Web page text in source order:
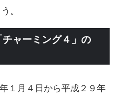
。
ャーミング４」の
１月４日から平成２９年